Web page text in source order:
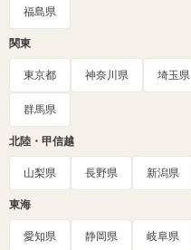
福島県
関東
東京都 神奈川県 埼玉県
群馬県
北陸・甲信越
山梨県 長野県 新潟県
東海
愛知県 静岡県 岐阜県